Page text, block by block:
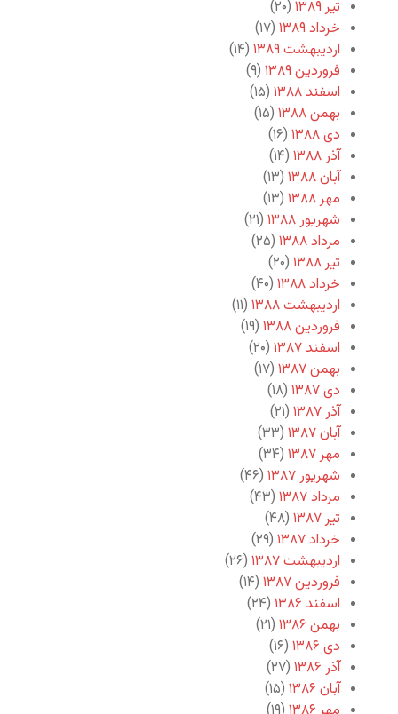
تیر ۱۳۸۹
(۲۰)
خرداد ۱۳۸۹
(۱۷)
اردیبهشت ۱۳۸۹
(۱۴)
فروردین ۱۳۸۹
(۹)
اسفند ۱۳۸۸
(۱۵)
بهمن ۱۳۸۸
(۱۵)
دی ۱۳۸۸
(۱۶)
آذر ۱۳۸۸
(۱۴)
آبان ۱۳۸۸
(۱۳)
مهر ۱۳۸۸
(۱۳)
شهریور ۱۳۸۸
(۲۱)
مرداد ۱۳۸۸
(۲۵)
تیر ۱۳۸۸
(۲۰)
خرداد ۱۳۸۸
(۴۰)
اردیبهشت ۱۳۸۸
(۱۱)
فروردین ۱۳۸۸
(۱۹)
اسفند ۱۳۸۷
(۲۰)
بهمن ۱۳۸۷
(۱۷)
دی ۱۳۸۷
(۱۸)
آذر ۱۳۸۷
(۲۱)
آبان ۱۳۸۷
(۳۳)
مهر ۱۳۸۷
(۳۴)
شهریور ۱۳۸۷
(۴۶)
مرداد ۱۳۸۷
(۴۳)
تیر ۱۳۸۷
(۴۸)
خرداد ۱۳۸۷
(۲۹)
اردیبهشت ۱۳۸۷
(۲۶)
فروردین ۱۳۸۷
(۱۴)
اسفند ۱۳۸۶
(۲۴)
بهمن ۱۳۸۶
(۲۱)
دی ۱۳۸۶
(۱۶)
آذر ۱۳۸۶
(۲۷)
آبان ۱۳۸۶
(۱۵)